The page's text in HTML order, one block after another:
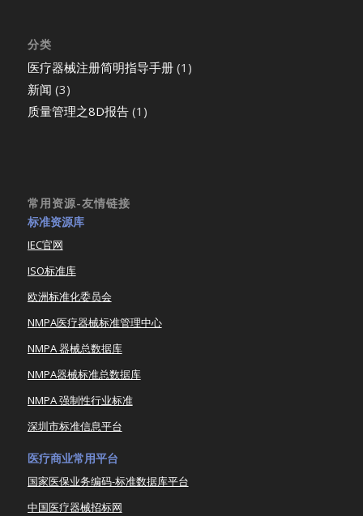
分类
医疗器械注册简明指导手册(1)
新闻 (3)
质量管理之8D报告(1)
常用资源-友情链接
标准资源库
IEC官网
ISO标准库
欧洲标准化委员会
NMPA医疗器械标准管理中心
NMPA 器械总数据库
NMPA器械标准总数据库
NMPA 强制性行业标准
深圳市标准信息平台
医疗商业常用平台
国家医保业务编码-标准数据库平台
中国医疗器械招标网